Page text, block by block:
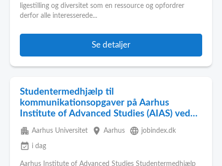
ligestilling og diversitet som en ressource og opfordrer
derfor alle interesserede...
Se detaljer
Studentermedhjælp til
kommunikationsopgaver på Aarhus
Institute of Advanced Studies (AIAS) ved...
apartment Aarhus Universitet place Aarhus language jobindex.dk
event_available i dag
Aarhus Institute of Advanced Studies Studentermedhjælp